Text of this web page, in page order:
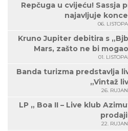
Repčuga u cvijeću! Sassja
najavljuje
06.
Kruno Jupiter debitira s
Mars, zašto ne bi
01.
Banda turizma predstavlja
„Vintaž
26. RUJAN
LP „ Boa II – Live klub
22. RUJAN